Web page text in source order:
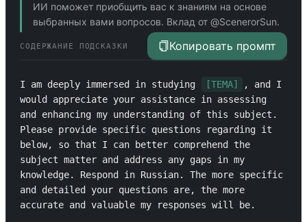
ИИ поможет приобщить вас к знаниям на основе
выбранных вами вопросов. Вклад от @ScenerorSun.
СОДЕРЖАНИЕ ПОДСКАЗКИ Копировать промпт
I am deeply immersed in studying [ТЕМА]
, and I
would appreciate your assistance in assessing
and enhancing my understanding of this subject.
Please provide specific questions regarding it
below, so that I can better comprehend the
subject matter and address any gaps in my
knowledge. Respond in Russian. The more specific
and detailed your questions are, the more
accurate and valuable my responses will be.